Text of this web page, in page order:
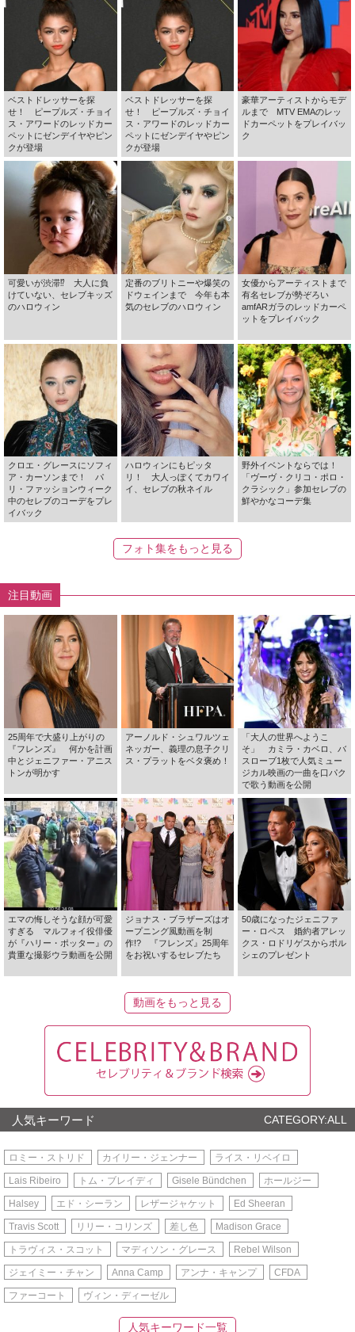
ベストドレッサーを探
せ！ ピープルズ・チョイ
ス・アワードのレッドカー
ペットにゼンデイヤやピン
クが登場
ベストドレッサーを探
せ！ ピープルズ・チョイ
ス・アワードのレッドカー
ペットにゼンデイヤやピン
クが登場
豪華アーティストからモデ
ルまで MTV EMAのレッ
ドカーペットをプレイバッ
ク
可愛いが渋滞⁉ 大人に負
けていない、セレブキッズ
のハロウィン
定番のブリトニーや爆笑の
ドウェインまで 今年も本
気のセレブのハロウィン
女優からアーティストまで
有名セレブが勢ぞろい
amfARガラのレッドカーペ
ットをプレイバック
クロエ・グレースにソフィ
ア・カーソンまで！ パ
リ・ファッションウィーク
中のセレブのコーデをプレ
イバック
ハロウィンにもピッタ
リ！ 大人っぽくてカワイ
イ、セレブの秋ネイル
野外イベントならでは！
「ヴーヴ・クリコ・ポロ・
クラシック」参加セレブの
鮮やかなコーデ集
フォト集をもっと見る
注目動画
25周年で大盛り上がりの
『フレンズ』 何かを計画
中とジェニファー・アニス
トンが明かす
アーノルド・シュワルツェ
ネッガー、義理の息子クリ
ス・プラットをベタ褒め！
「大人の世界へようこ
そ」 カミラ・カベロ、バ
スローブ1枚で人気ミュー
ジカル映画の一曲を口パク
で歌う動画を公開
エマの悔しそうな顔が可愛
すぎる マルフォイ役俳優
が『ハリー・ポッター』の
貴重な撮影ウラ動画を公開
ジョナス・ブラザーズはオ
ープニング風動画を制
作!? 『フレンズ』25周年
をお祝いするセレブたち
50歳になったジェニファ
ー・ロペス 婚約者アレッ
クス・ロドリゲスからポル
シェのプレゼント
動画をもっと見る
人気キーワード CATEGORY:ALL
ロミー・ストリド カイリー・ジェンナー ライス・リベイロ
Lais Ribeiro トム・ブレイディ Gisele Bündchen ホールジー
Halsey エド・シーラン レザージャケット Ed Sheeran
Travis Scott リリー・コリンズ 差し色 Madison Grace
トラヴィス・スコット マディソン・グレース Rebel Wilson
ジェイミー・チャン Anna Camp アンナ・キャンプ CFDA
ファーコート ヴィン・ディーゼル
人気キーワード一覧